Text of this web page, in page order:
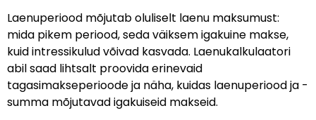
Laenuperiood mõjutab oluliselt laenu maksumust:
mida pikem periood, seda väiksem igakuine makse,
kuid intressikulud võivad kasvada. Laenukalkulaatori
abil saad lihtsalt proovida erinevaid
tagasimakseperioode ja näha, kuidas laenuperiood ja -
summa mõjutavad igakuiseid makseid.